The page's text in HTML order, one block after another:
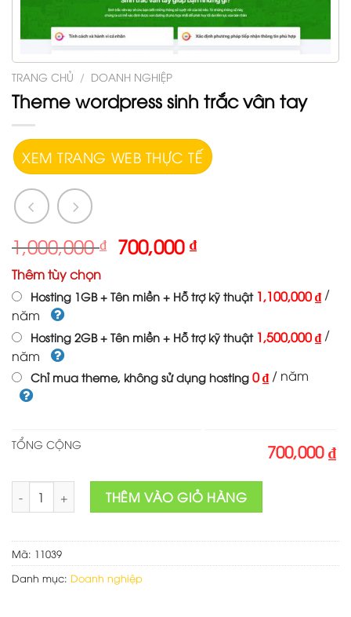
TRANG CHỦ / DOANH NGHIỆP
Theme wordpress sinh trắc vân tay
XEM TRANG WEB THỰC TẾ
1,000,000₫ 700,000₫
Thêm tùy chọn
Hosting 1GB + Tên miền + Hỗ trợ kỹ thuật 1,100,000 ₫ /
năm
Hosting 2GB + Tên miền + Hỗ trợ kỹ thuật 1,500,000 ₫ /
năm
Chỉ mua theme, không sử dụng hosting 0 ₫ / năm
TỔNG CỘNG 700,000 ₫
Theme wordpress sinh trắc vân tay số lượng
THÊM VÀO GIỎ HÀNG
Mã: 11039
Danh mục: Doanh nghiệp